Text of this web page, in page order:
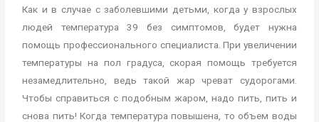
Как и в случае с заболевшими детьми, когда у взрослых
людей температура 39 без симптомов, будет нужна
помощь профессионального специалиста. При увеличении
температуры на пол градуса, скорая помощь требуется
незамедлительно, ведь такой жар чреват судорогами.
Чтобы справиться с подобным жаром, надо пить, пить и
снова пить! Когда температура повышена, то объем воды